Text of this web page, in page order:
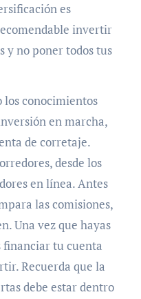
es
invertir
y no poner todos tus
los conocimientos
en marcha,
de corretaje.
desde los
en línea. Antes
las comisiones,
Una vez que hayas
financiar tu cuenta
Recuerda que la
debe estar dentro